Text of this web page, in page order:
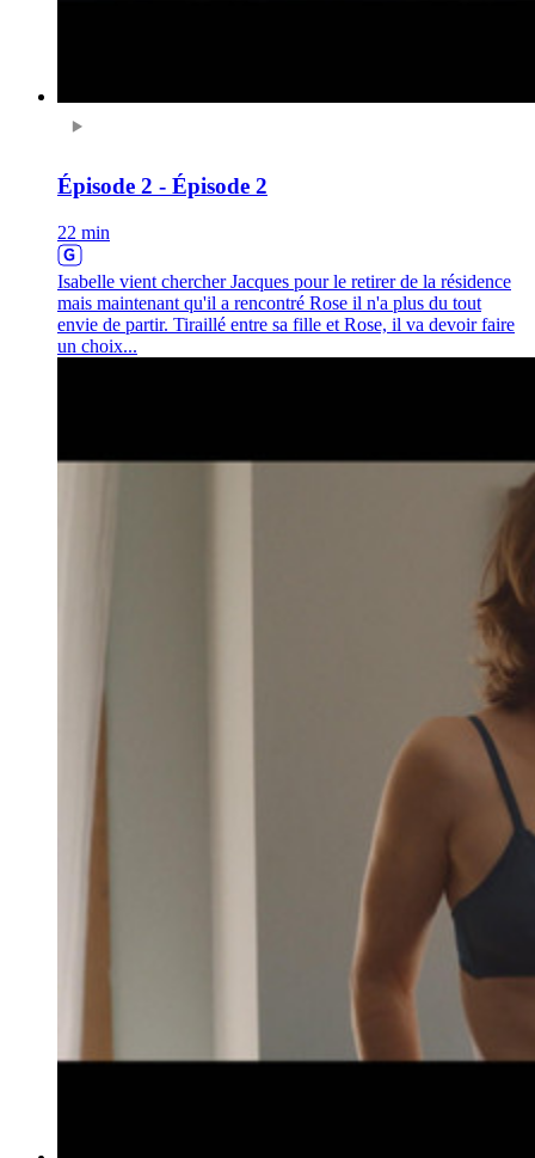
Épisode 2 - Épisode 2
22 min
Isabelle vient chercher Jacques pour le retirer de la résidence
mais maintenant qu'il a rencontré Rose il n'a plus du tout
envie de partir. Tiraillé entre sa fille et Rose, il va devoir faire
un choix...